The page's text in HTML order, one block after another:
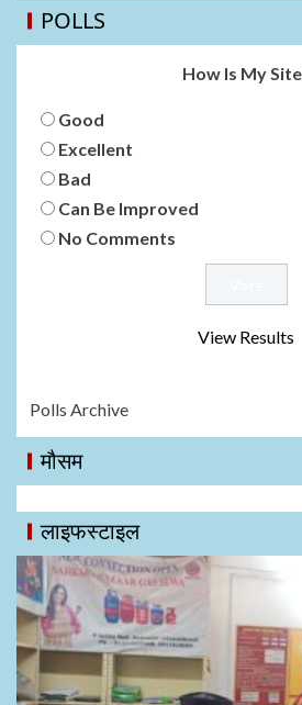
POLLS
How Is My
Good
Excellent
Bad
Can Be Improved
No Comments
View Results
Polls Archive
मौसम
लाइफस्टाइल